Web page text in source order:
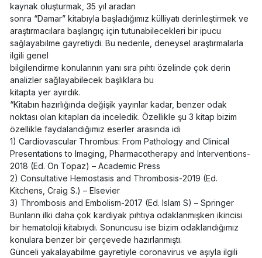
kaynak oluşturmak, 35 yıl aradan
sonra “Damar” kitabıyla başladığımız külliyatı derinleştirmek ve
araştırmacılara başlangıç için tutunabilecekleri bir ipucu
sağlayabilme gayretiydi. Bu nedenle, deneysel araştırmalarla
ilgili genel
bilgilendirme konularının yanı sıra pıhtı özelinde çok derin
analizler sağlayabilecek başlıklara bu
kitapta yer ayırdık.
“Kitabın hazırlığında değişik yayınlar kadar, benzer odak
noktası olan kitapları da inceledik. Özellikle şu 3 kitap bizim
özellikle faydalandığımız eserler arasında idi
1) Cardiovascular Thrombus: From Pathology and Clinical
Presentations to Imaging, Pharmacotherapy and Interventions-
2018 (Ed. On Topaz) – Academic Press
2) Consultative Hemostasis and Thrombosis-2019 (Ed.
Kitchens, Craig S.) – Elsevier
3) Thrombosis and Embolism-2017 (Ed. Islam S) – Springer
Bunların ilki daha çok kardiyak pıhtıya odaklanmışken ikincisi
bir hematoloji kitabıydı. Sonuncusu ise bizim odaklandığımız
konulara benzer bir çerçevede hazırlanmıştı.
Günceli yakalayabilme gayretiyle coronavirus ve aşıyla ilgili